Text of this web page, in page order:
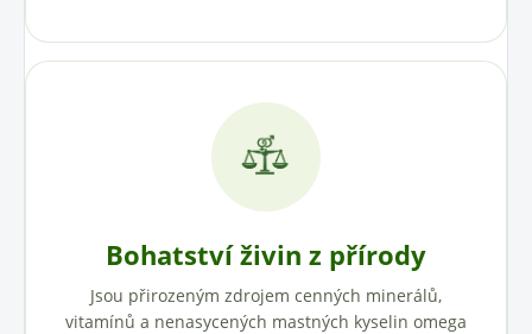
Bohatství živin z přírody
Jsou přirozeným zdrojem cenných minerálů,
vitamínů a nenasycených mastných kyselin omega